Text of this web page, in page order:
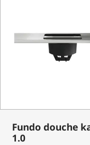
Fundo douche
1.0